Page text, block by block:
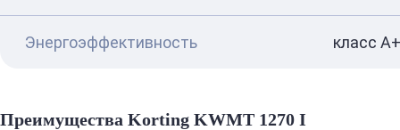
Энергоэффективность класс
Преимущества Korting KWMT 1270 I